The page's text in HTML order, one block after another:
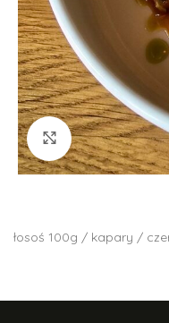
Kliknij aby
łosoś 100g / kapary /